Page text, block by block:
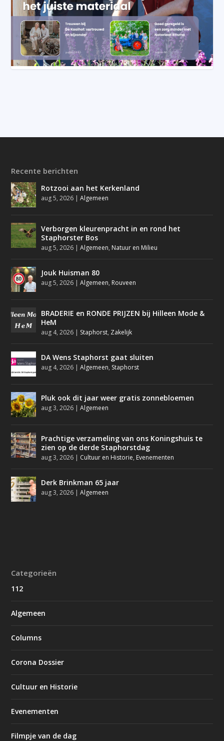
Recente berichten
Rotzooi aan het Kerkenland
aug 5, 2026 |Algemeen
Verborgen kleurenpracht in en rond het
Staphorster Bos
aug 5, 2026 |Algemeen, Natuur en Milieu
Jouk Huisman 80
aug 5, 2026 |Algemeen, Rouveen
BRADERIE en RONDE PRIJZEN bij Hilleen Mode &
HeM
aug 4, 2026 | Staphorst, Zakelijk
DA Wens Staphorst gaat sluiten
aug 4, 2026 |Algemeen, Staphorst
Pluk ook dit jaar weer gratis zonnebloemen
aug 3, 2026 |Algemeen
Prachtige verzameling van ons Koningshuis te
zien op de derde Staphorstdag
aug 3, 2026 | Cultuur en Historie, Evenementen
Derk Brinkman 65 jaar
aug 3, 2026 |Algemeen
Categorieën
112
Algemeen
Columns
Corona Dossier
Cultuur en Historie
Evenementen
Filmpje van de dag